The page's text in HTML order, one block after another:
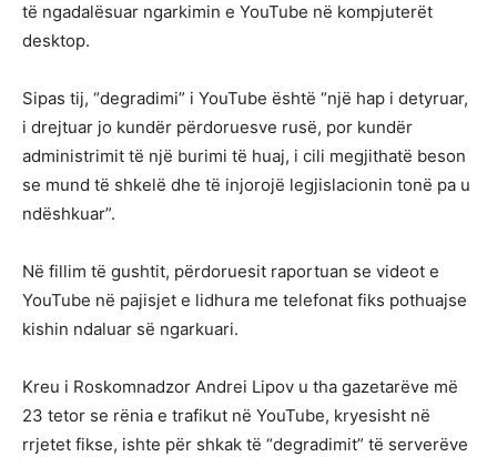
të ngadalësuar ngarkimin e YouTube në kompjuterët
desktop.
Sipas tij, “degradimi” i YouTube është “një hap i detyruar,
i drejtuar jo kundër përdoruesve rusë, por kundër
administrimit të një burimi të huaj, i cili megjithatë beson
se mund të shkelë dhe të injorojë legjislacionin tonë pa u
ndëshkuar”.
Në fillim të gushtit, përdoruesit raportuan se videot e
YouTube në pajisjet e lidhura me telefonat fiks pothuajse
kishin ndaluar së ngarkuari.
Kreu i Roskomnadzor Andrei Lipov u tha gazetarëve më
23 tetor se rënia e trafikut në YouTube, kryesisht në
rrjetet fikse, ishte për shkak të “degradimit” të serverëve